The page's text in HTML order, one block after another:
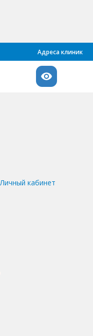
Адреса клиник
Личный кабинет